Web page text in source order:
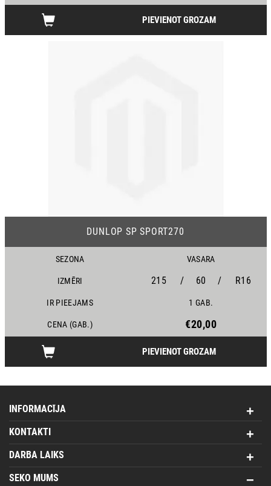
PIEVIENOT GROZAM
DUNLOP SP SPORT270
SEZONA VASARA
IZMĒRI 215 / 60 / R16
IR PIEEJAMS 1 GAB.
CENA (GAB.) €20,00
PIEVIENOT GROZAM
INFORMACĪJA
KONTAKTI
DARBA LAIKS
SEKO MUMS